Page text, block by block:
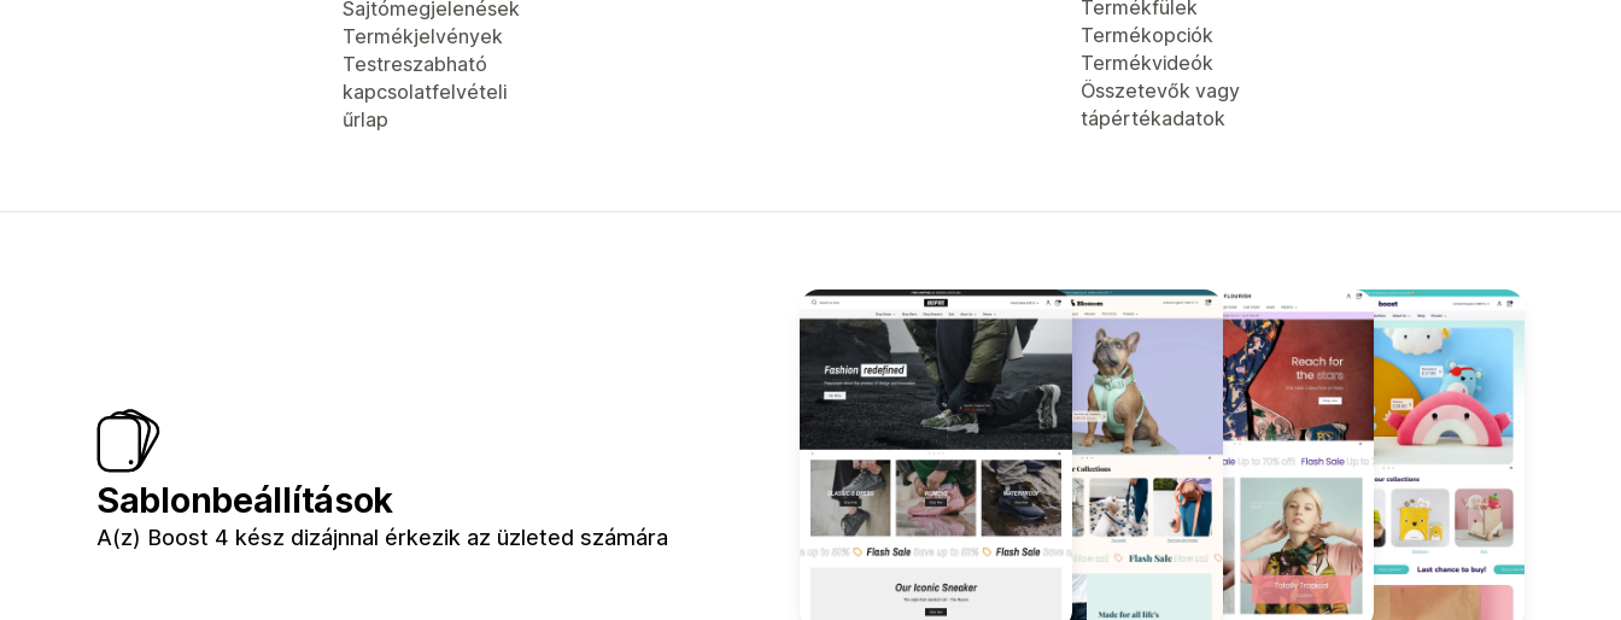
Sajtómegjelenések
Termékjelvények
Testreszabható
kapcsolatfelvételi
űrlap
Termékfülek
Termékopciók
Termékvideók
Összetevők vagy
tápértékadatok
Sablonbeállítások
A(z) Boost 4 kész dizájnnal érkezik az üzleted számára